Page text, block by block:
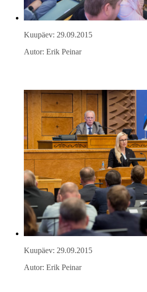
Kuupäev: 29.09.2015
Autor: Erik Peinar
Kuupäev: 29.09.2015
Autor: Erik Peinar